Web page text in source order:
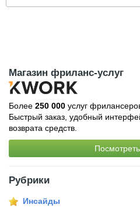
Магазин фриланс-услуг
Более 250 000 услуг
Быстрый заказ, удобный
возврата средств.
Рубрики
Инсайды